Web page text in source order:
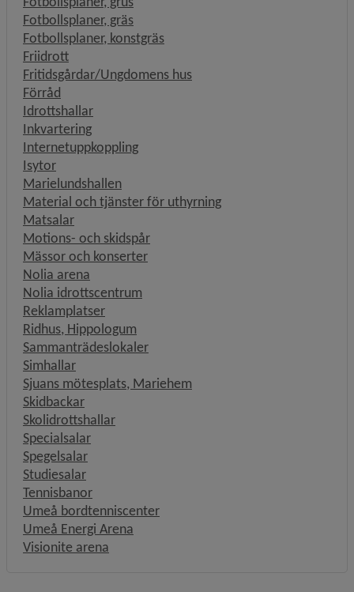
Fotbollsplaner, gräs
Fotbollsplaner, konstgräs
Friidrott
Fritidsgårdar/Ungdomens hus
Förråd
Idrottshallar
Inkvartering
Internetuppkoppling
Isytor
Marielundshallen
Material och tjänster för uthyrning
Matsalar
Motions- och skidspår
Mässor och konserter
Nolia arena
Nolia idrottscentrum
Reklamplatser
Ridhus, Hippologum
Sammanträdeslokaler
Simhallar
Sjuans mötesplats, Mariehem
Skidbackar
Skolidrottshallar
Specialsalar
Spegelsalar
Studiesalar
Tennisbanor
Umeå bordtenniscenter
Umeå Energi Arena
Visionite arena